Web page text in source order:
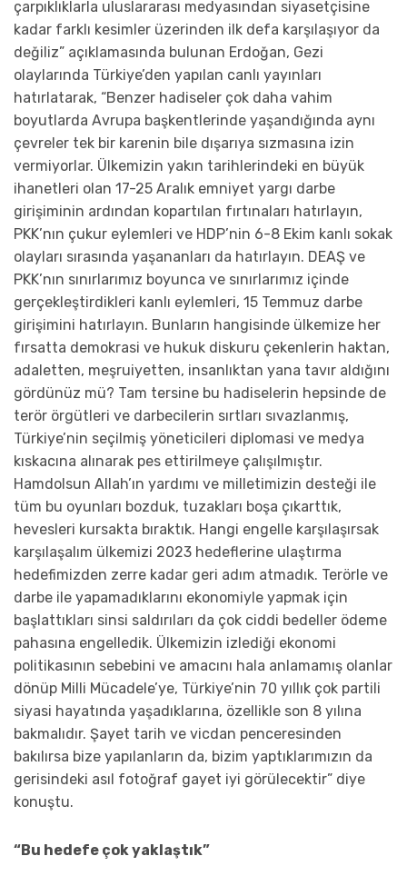
çarpıklıklarla uluslararası medyasından siyasetçisine
kadar farklı kesimler üzerinden ilk defa karşılaşıyor da
değiliz” açıklamasında bulunan Erdoğan, Gezi
olaylarında Türkiye’den yapılan canlı yayınları
hatırlatarak, “Benzer hadiseler çok daha vahim
boyutlarda Avrupa başkentlerinde yaşandığında aynı
çevreler tek bir karenin bile dışarıya sızmasına izin
vermiyorlar. Ülkemizin yakın tarihlerindeki en büyük
ihanetleri olan 17-25 Aralık emniyet yargı darbe
girişiminin ardından kopartılan fırtınaları hatırlayın,
PKK’nın çukur eylemleri ve HDP’nin 6-8 Ekim kanlı sokak
olayları sırasında yaşananları da hatırlayın. DEAŞ ve
PKK’nın sınırlarımız boyunca ve sınırlarımız içinde
gerçekleştirdikleri kanlı eylemleri, 15 Temmuz darbe
girişimini hatırlayın. Bunların hangisinde ülkemize her
fırsatta demokrasi ve hukuk diskuru çekenlerin haktan,
adaletten, meşruiyetten, insanlıktan yana tavır aldığını
gördünüz mü? Tam tersine bu hadiselerin hepsinde de
terör örgütleri ve darbecilerin sırtları sıvazlanmış,
Türkiye’nin seçilmiş yöneticileri diplomasi ve medya
kıskacına alınarak pes ettirilmeye çalışılmıştır.
Hamdolsun Allah’ın yardımı ve milletimizin desteği ile
tüm bu oyunları bozduk, tuzakları boşa çıkarttık,
hevesleri kursakta bıraktık. Hangi engelle karşılaşırsak
karşılaşalım ülkemizi 2023 hedeflerine ulaştırma
hedefimizden zerre kadar geri adım atmadık. Terörle ve
darbe ile yapamadıklarını ekonomiyle yapmak için
başlattıkları sinsi saldırıları da çok ciddi bedeller ödeme
pahasına engelledik. Ülkemizin izlediği ekonomi
politikasının sebebini ve amacını hala anlamamış olanlar
dönüp Milli Mücadele’ye, Türkiye’nin 70 yıllık çok partili
siyasi hayatında yaşadıklarına, özellikle son 8 yılına
bakmalıdır. Şayet tarih ve vicdan penceresinden
bakılırsa bize yapılanların da, bizim yaptıklarımızın da
gerisindeki asıl fotoğraf gayet iyi görülecektir” diye
konuştu.
“Bu hedefe çok yaklaştık”